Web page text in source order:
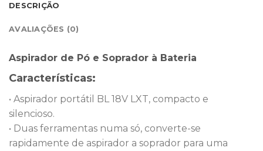
DESCRIÇÃO
AVALIAÇÕES (0)
Aspirador de Pó e Soprador à Bateria
Características:
• Aspirador portátil BL 18V LXT, compacto e
silencioso.
• Duas ferramentas numa só, converte-se
rapidamente de aspirador a soprador para uma